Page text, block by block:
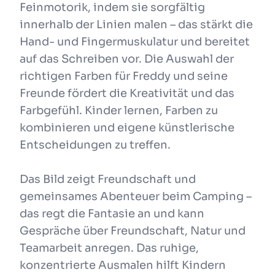
Feinmotorik, indem sie sorgfältig
innerhalb der Linien malen – das stärkt die
Hand- und Fingermuskulatur und bereitet
auf das Schreiben vor. Die Auswahl der
richtigen Farben für Freddy und seine
Freunde fördert die Kreativität und das
Farbgefühl. Kinder lernen, Farben zu
kombinieren und eigene künstlerische
Entscheidungen zu treffen.
Das Bild zeigt Freundschaft und
gemeinsames Abenteuer beim Camping –
das regt die Fantasie an und kann
Gespräche über Freundschaft, Natur und
Teamarbeit anregen. Das ruhige,
konzentrierte Ausmalen hilft Kindern